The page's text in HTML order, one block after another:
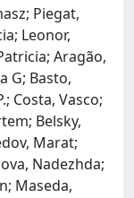
Piegat,
Leonor,
Aragão,
G; Basto,
Costa, Vasco;
Belsky,
Marat;
Nadezhda;
Maseda,